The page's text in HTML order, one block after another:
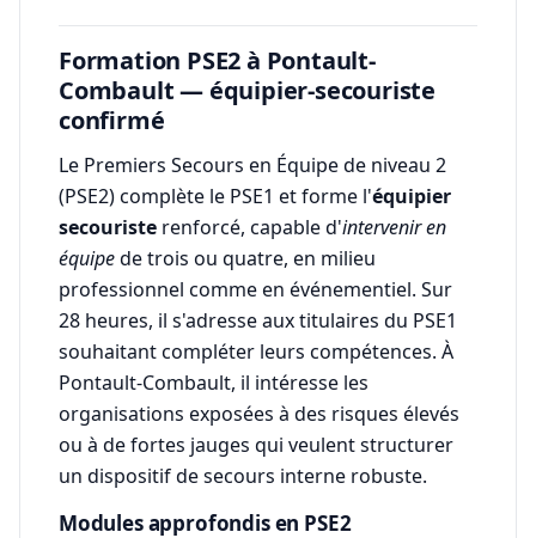
Formation PSE2 à Pontault-
Combault — équipier-secouriste
confirmé
Le Premiers Secours en Équipe de niveau 2
(PSE2) complète le PSE1 et forme l'équipier
secouriste renforcé, capable d'intervenir en
équipede trois ou quatre, en milieu
professionnel comme en événementiel. Sur
28 heures, il s'adresse aux titulaires du PSE1
souhaitant compléter leurs compétences. À
Pontault-Combault, il intéresse les
organisations exposées à des risques élevés
ou à de fortes jauges qui veulent structurer
un dispositif de secours interne robuste.
Modules approfondis en PSE2